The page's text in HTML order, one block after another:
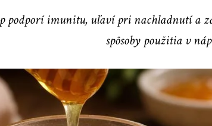
podporí imunitu, uľaví pri nachladnutí a
spôsoby použitia v